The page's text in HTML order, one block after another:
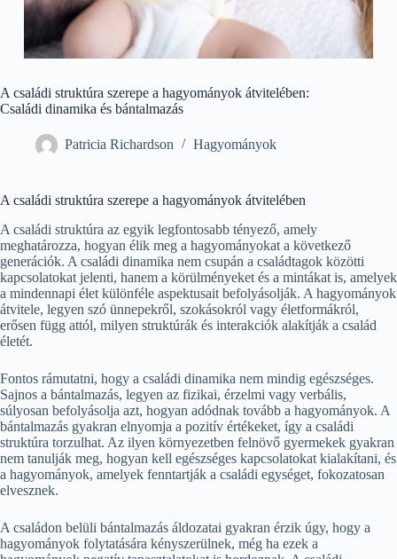
A családi struktúra szerepe a hagyományok átvitelében:
Családi dinamika és bántalmazás
Patricia Richardson Hagyományok
A családi struktúra szerepe a hagyományok átvitelében
A családi struktúra az egyik legfontosabb tényező, amely
meghatározza, hogyan élik meg a hagyományokat a következő
generációk. A családi dinamika nem csupán a családtagok közötti
kapcsolatokat jelenti, hanem a körülményeket és a mintákat is, amelyek
a mindennapi élet különféle aspektusait befolyásolják. A hagyományok
átvitele, legyen szó ünnepekről, szokásokról vagy életformákról,
erősen függ attól, milyen struktúrák és interakciók alakítják a család
életét.
Fontos rámutatni, hogy a családi dinamika nem mindig egészséges.
Sajnos a bántalmazás, legyen az fizikai, érzelmi vagy verbális,
súlyosan befolyásolja azt, hogyan adódnak tovább a hagyományok. A
bántalmazás gyakran elnyomja a pozitív értékeket, így a családi
struktúra torzulhat. Az ilyen környezetben felnövő gyermekek gyakran
nem tanulják meg, hogyan kell egészséges kapcsolatokat kialakítani, és
a hagyományok, amelyek fenntartják a családi egységet, fokozatosan
elvesznek.
A családon belüli bántalmazás áldozatai gyakran érzik úgy, hogy a
hagyományok folytatására kényszerülnek, még ha ezek a